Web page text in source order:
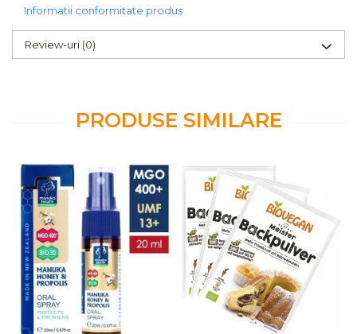
Informatii conformitate produs
Review-uri (0)
PRODUSE SIMILARE